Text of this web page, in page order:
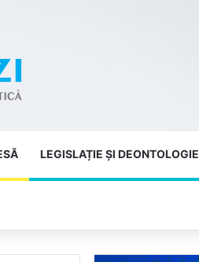
LEGISLAȚIE ȘI DEONTOLOGIE